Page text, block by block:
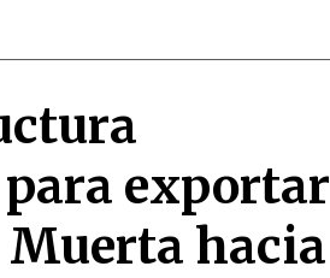
exportar
Muerta hacia